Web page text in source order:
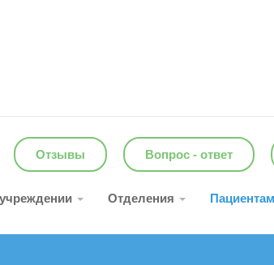
Отзывы Вопрос - ответ
Отделения Пациентам